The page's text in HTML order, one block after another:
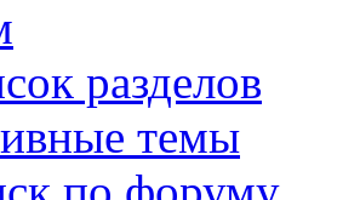
разделов
темы